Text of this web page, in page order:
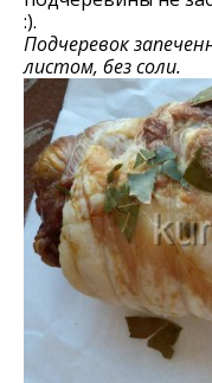
:).
Подчеревок
листом, без соли.